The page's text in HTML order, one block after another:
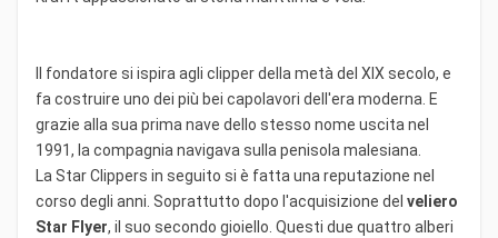
Il fondatore si ispira agli clipper della metà del XIX secolo, e
fa costruire uno dei più bei capolavori dell'era moderna. E
grazie alla sua prima nave dello stesso nome uscita nel
1991, la compagnia navigava sulla penisola malesiana.
La Star Clippers in seguito si è fatta una reputazione nel
corso degli anni. Soprattutto dopo l'acquisizione del veliero
Star Flyer, il suo secondo gioiello. Questi due quattro alberi